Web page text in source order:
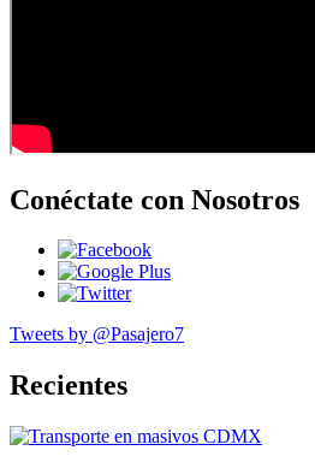
Conéctate con Nosotros
Tweets by @Pasajero7
Recientes